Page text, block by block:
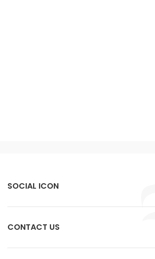
SOCIAL ICON
CONTACT US